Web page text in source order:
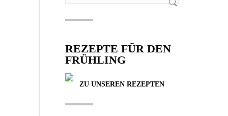
REZEPTE FÜR DEN
FRÜHLING
ZU UNSEREN REZEPTEN